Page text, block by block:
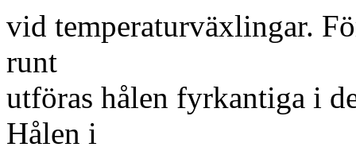
vid temperaturväxlingar.
runt
utföras hålen fyrkantiga i
Hålen i